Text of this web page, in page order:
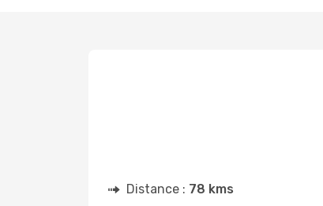
Distance : 78 kms